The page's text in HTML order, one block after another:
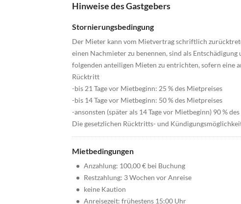
Hinweise des Gastgebers
Stornierungsbedingung
Der Mieter kann vom Mietvertrag schriftlich
einen Nachmieter zu benennen, sind als
folgenden anteiligen Mieten zu entrichten, sofern eine
Rücktritt
-bis 21 Tage vor Mietbeginn: 25 % des Mietpreises
-bis 14 Tage vor Mietbeginn: 50 % des Mietpreises
-ansonsten (später als 14 Tage vor Mietbeginn) 90 %
Die gesetzlichen Rücktritts- und
Mietbedingungen
• Anzahlung: 100,00 € bei Buchung
• Restzahlung: 3 Wochen vor Anreise
• keine Kaution
• Anreisezeit: frühestens 15:00 Uhr